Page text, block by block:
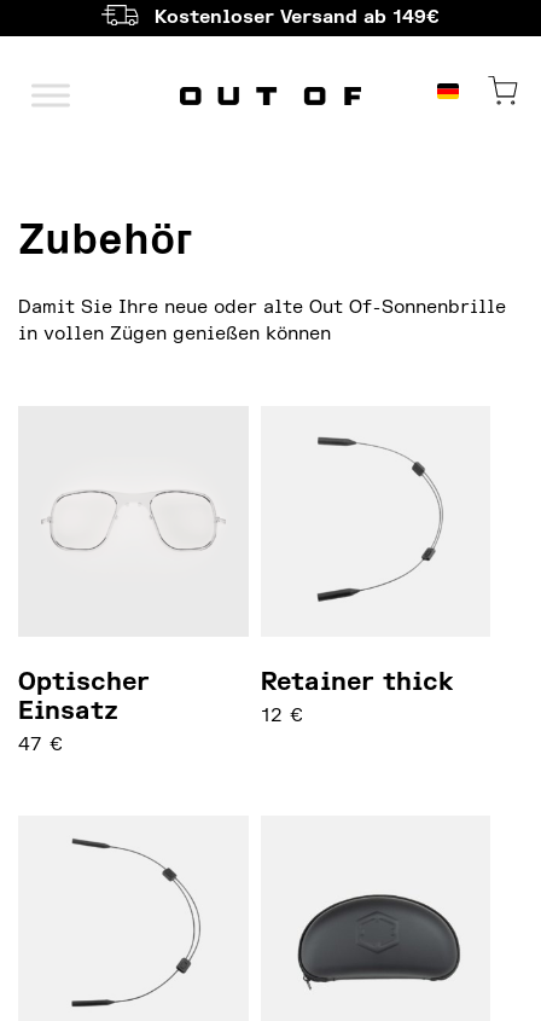
Kostenloser Versand ab 149€
Hauptnavigation
Zubehör
Damit Sie Ihre neue oder alte Out Of-Sonnenbrille
in vollen Zügen genießen können
Optischer
Einsatz
47 €
Retainer thick
12 €